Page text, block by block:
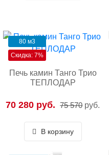
80 м3
Скидка: 7%
Печь камин Танго Трио
ТЕПЛОДАР
70 280 руб. 75 570 руб.
В корзину